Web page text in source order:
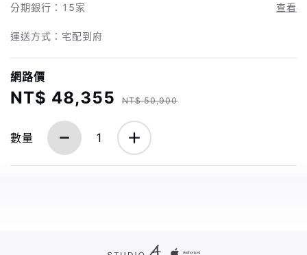
分期銀行： 15家 查看
運送方式：宅配到府
網路價
NT$ 48,355 NT$ 50,900
數量 1